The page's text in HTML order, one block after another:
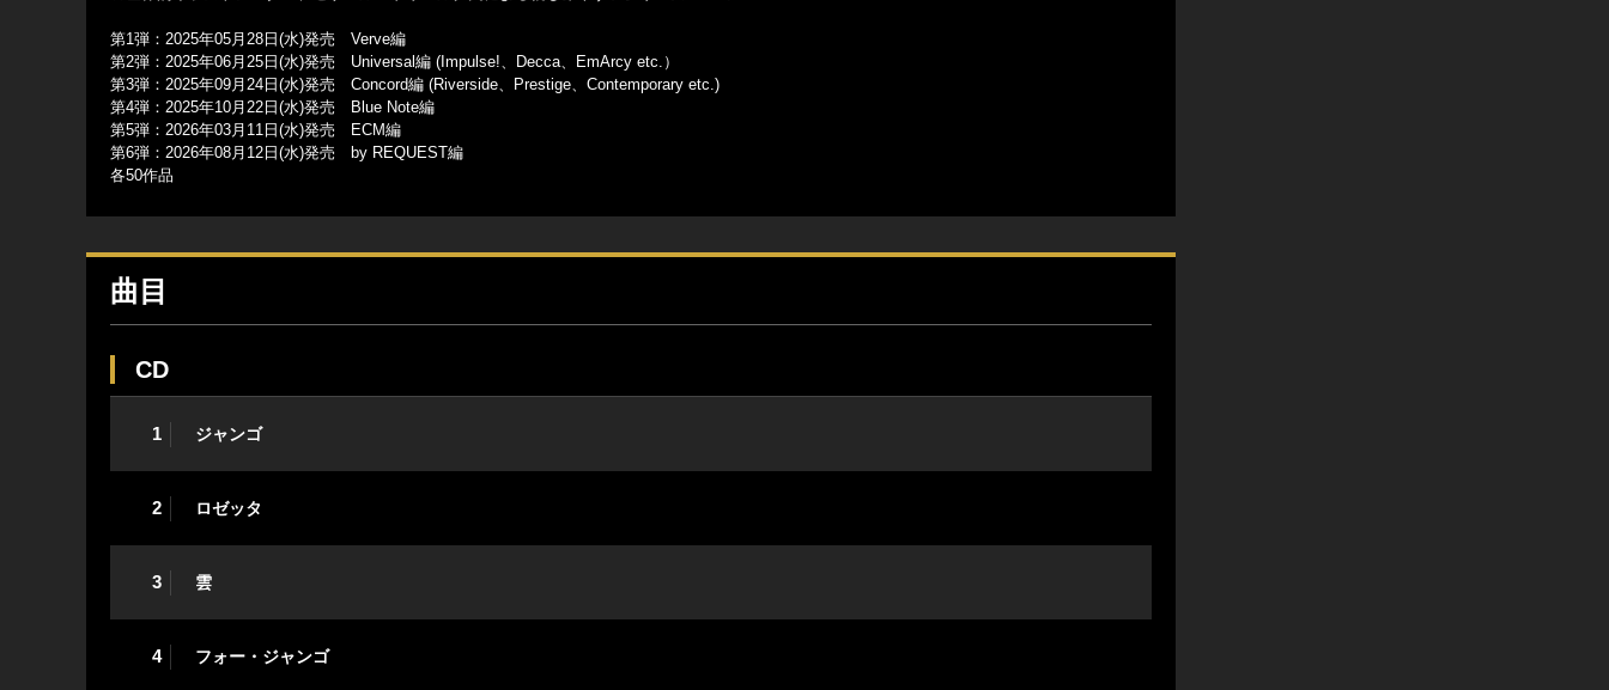
第1弾：2025年05月28日(水)発売 Verve編
第2弾：2025年06月25日(水)発売 Universal編 (Impulse!、Decca、EmArcy etc.）
第3弾：2025年09月24日(水)発売 Concord編 (Riverside、Prestige、Contemporary etc.)
第4弾：2025年10月22日(水)発売 Blue Note編
第5弾：2026年03月11日(水)発売 ECM編
第6弾：2026年08月12日(水)発売 by REQUEST編
各50作品
曲目
CD
1 ジャンゴ
2 ロゼッタ
3 雲
4 フォー・ジャンゴ